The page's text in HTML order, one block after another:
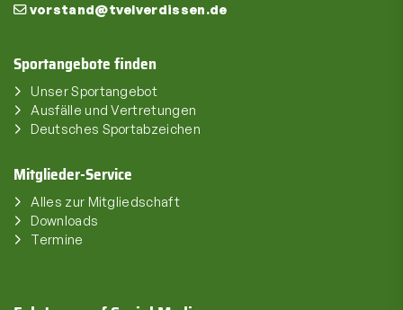
vorstand@tvelverdissen.de
Sportangebote finden
Unser Sportangebot
Ausfälle und Vertretungen
Deutsches Sportabzeichen
Mitglieder-Service
Alles zur Mitgliedschaft
Downloads
Termine